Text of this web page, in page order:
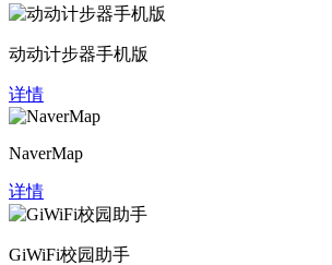
动动计步器手机版
详情
NaverMap
详情
GiWiFi校园助手